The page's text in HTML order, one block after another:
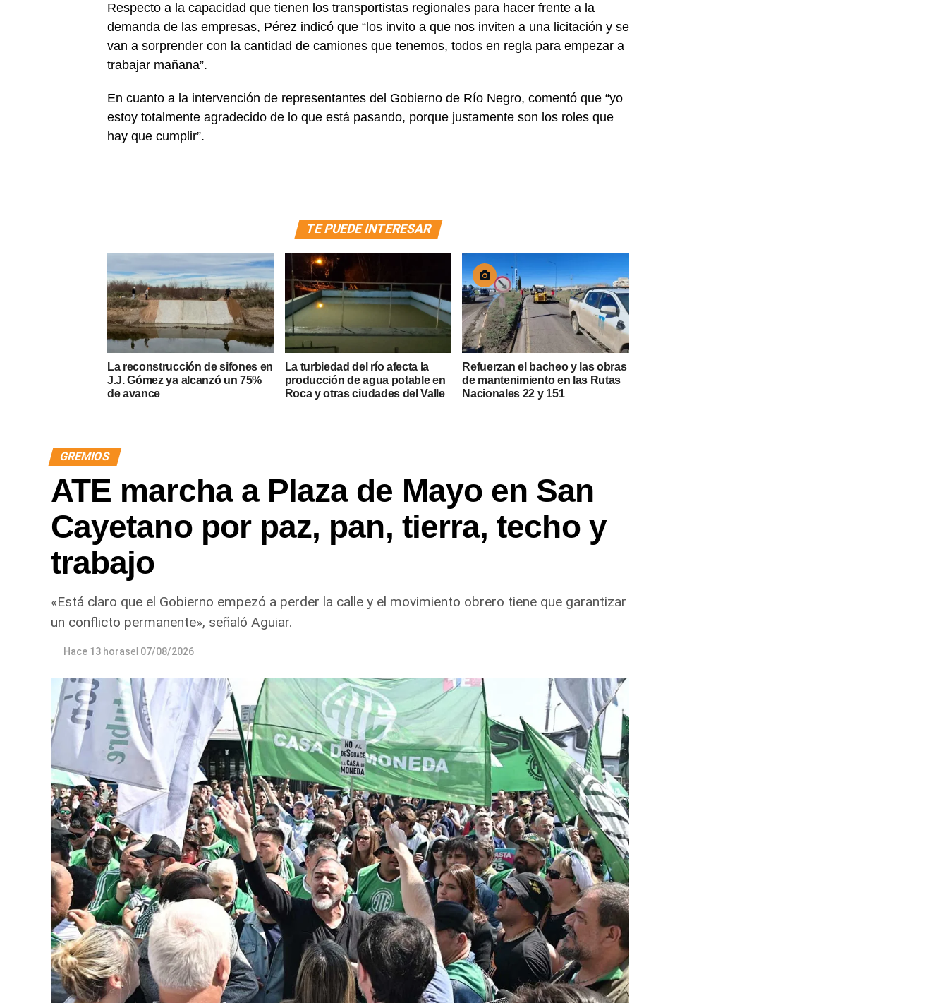
Respecto a la capacidad que tienen los transportistas regionales para hacer frente a la
demanda de las empresas, Pérez indicó que “los invito a que nos inviten a una licitación y se
van a sorprender con la cantidad de camiones que tenemos, todos en regla para empezar a
trabajar mañana”.
En cuanto a la intervención de representantes del Gobierno de Río Negro, comentó que “yo
estoy totalmente agradecido de lo que está pasando, porque justamente son los roles que
hay que cumplir”.
TE PUEDE INTERESAR
La reconstrucción de sifones en
J.J. Gómez ya alcanzó un 75%
de avance
La turbiedad del río afecta la
producción de agua potable en
Roca y otras ciudades del Valle
Refuerzan el bacheo y las obras
de mantenimiento en las Rutas
Nacionales 22 y 151
GREMIOS
ATE marcha a Plaza de Mayo en San
Cayetano por paz, pan, tierra, techo y
trabajo
«Está claro que el Gobierno empezó a perder la calle y el movimiento obrero tiene que garantizar
un conflicto permanente», señaló Aguiar.
Hace 13 horasel 07/08/2026